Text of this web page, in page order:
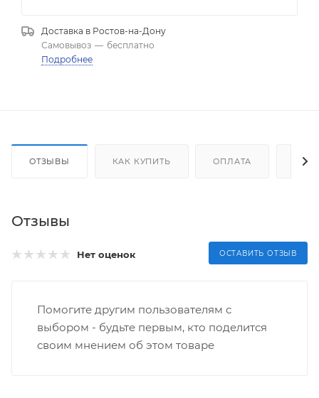
Доставка в Ростов-на-Дону
Самовывоз — бесплатно
Подробнее
ОТЗЫВЫ КАК КУПИТЬ ОПЛАТА
Отзывы
Нет оценок ОСТАВИТЬ ОТЗЫВ
Помогите другим пользователям с
выбором - будьте первым, кто поделится
своим мнением об этом товаре